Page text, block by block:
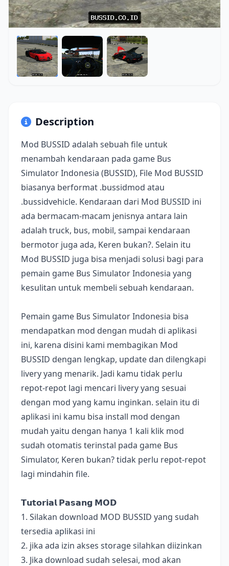
Description
Mod BUSSID adalah sebuah file untuk
menambah kendaraan pada game Bus
Simulator Indonesia (BUSSID), File Mod BUSSID
biasanya berformat .bussidmod atau
.bussidvehicle. Kendaraan dari Mod BUSSID ini
ada bermacam-macam jenisnya antara lain
adalah truck, bus, mobil, sampai kendaraan
bermotor juga ada, Keren bukan?. Selain itu
Mod BUSSID juga bisa menjadi solusi bagi para
pemain game Bus Simulator Indonesia yang
kesulitan untuk membeli sebuah kendaraan.
Pemain game Bus Simulator Indonesia bisa
mendapatkan mod dengan mudah di aplikasi
ini, karena disini kami membagikan Mod
BUSSID dengan lengkap, update dan dilengkapi
livery yang menarik. Jadi kamu tidak perlu
repot-repot lagi mencari livery yang sesuai
dengan mod yang kamu inginkan. selain itu di
aplikasi ini kamu bisa install mod dengan
mudah yaitu dengan hanya 1 kali klik mod
sudah otomatis terinstal pada game Bus
Simulator, Keren bukan? tidak perlu repot-repot
lagi mindahin file.
𝗧𝘂𝘁𝗼𝗿𝗶𝗮𝗹 𝗣𝗮𝘀𝗮𝗻𝗴 𝗠𝗢𝗗
1. Silakan download MOD BUSSID yang sudah
tersedia aplikasi ini
2. jika ada izin akses storage silahkan diizinkan
3. Jika download sudah selesai, mod akan